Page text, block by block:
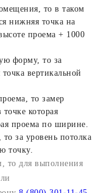
то в таком
нижняя точка на
проема + 1000
форму, то за
вертикальной
то замер
которая
проема по ширине.
за уровень потолка
точку.
то для выполнения